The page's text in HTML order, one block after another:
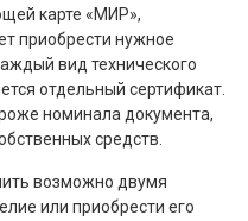
карте «МИР»,
приобрести нужное
вид технического
отдельный сертификат.
номинала документа,
средств.
возможно двумя
или приобрести его